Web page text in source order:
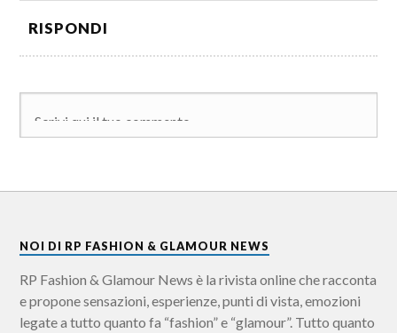
RISPONDI
NOI DI RP FASHION & GLAMOUR NEWS
RP Fashion & Glamour News è la rivista online che racconta
e propone sensazioni, esperienze, punti di vista, emozioni
legate a tutto quanto fa “fashion” e “glamour”. Tutto quanto